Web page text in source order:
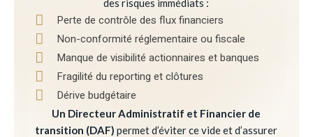
des risques immédiats :
Perte de contrôle des flux financiers
Non-conformité réglementaire ou fiscale
Manque de visibilité actionnaires et banques
Fragilité du reporting et clôtures
Dérive budgétaire
Un Directeur Administratif et Financier de
transition (DAF) permet d’éviter ce vide et d’assurer